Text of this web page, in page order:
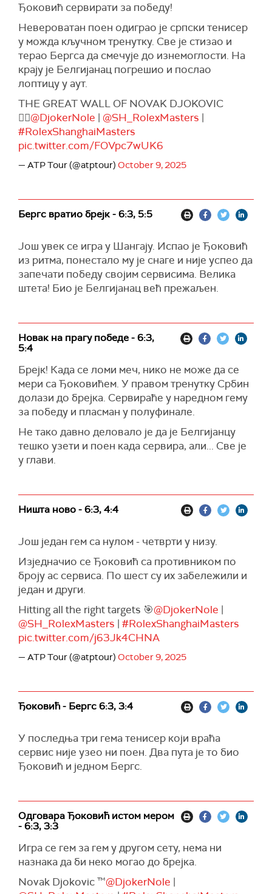
Ђоковић сервирати за победу!
Невероватан поен одиграо је српски тенисер
у можда кључном тренутку. Све је стизао и
терао Бергса да смечује до изнемоглости. На
крају је Белгијанац погрешио и послао
лоптицу у аут.
THE GREAT WALL OF NOVAK DJOKOVIC
🙅‍♂️@DjokerNole | @SH_RolexMasters |
#RolexShanghaiMasters
pic.twitter.com/FOVpc7wUK6
— ATP Tour (@atptour) October 9, 2025
Бергс вратио брејк - 6:3, 5:5
Још увек се игра у Шангају. Испао је Ђоковић
из ритма, понестало му је снаге и није успео да
запечати победу својим сервисима. Велика
штета! Био је Белгијанац већ прежаљен.
Новак на прагу победе - 6:3,
5:4
Брејк! Када се ломи меч, нико не може да се
мери са Ђоковићем. У правом тренутку Србин
долази до брејка. Сервираће у наредном гему
за победу и пласман у полуфинале.
Не тако давно деловало је да је Белгијанцу
тешко узети и поен када сервира, али... Све је
у глави.
Ништа ново - 6:3, 4:4
Још један гем са нулом - четврти у низу.
Изједначио се Ђоковић са противником по
броју ас сервиса. По шест су их забележили и
један и други.
Hitting all the right targets 🎯@DjokerNole |
@SH_RolexMasters | #RolexShanghaiMasters
pic.twitter.com/j63Jk4CHNA
— ATP Tour (@atptour) October 9, 2025
Ђоковић - Бергс 6:3, 3:4
У последња три гема тенисер који враћа
сервис није узео ни поен. Два пута је то био
Ђоковић и једном Бергс.
Одговара Ђоковић истом мером
- 6:3, 3:3
Игра се гем за гем у другом сету, нема ни
назнака да би неко могао до брејка.
Novak Djokovic ™️@DjokerNole |